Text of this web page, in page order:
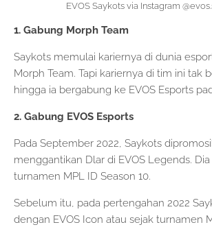
EVOS Saykots via Instagram
1. Gabung Morph Team
Saykots memulai kariernya di dunia
Morph Team. Tapi kariernya di tim ini tak
hingga ia bergabung ke EVOS Esports
2. Gabung EVOS Esports
Pada September 2022, Saykots
menggantikan Dlar di EVOS Legends.
turnamen MPL ID Season 10.
Sebelum itu, pada pertengahan 2022
dengan EVOS Icon atau sejak turnamen